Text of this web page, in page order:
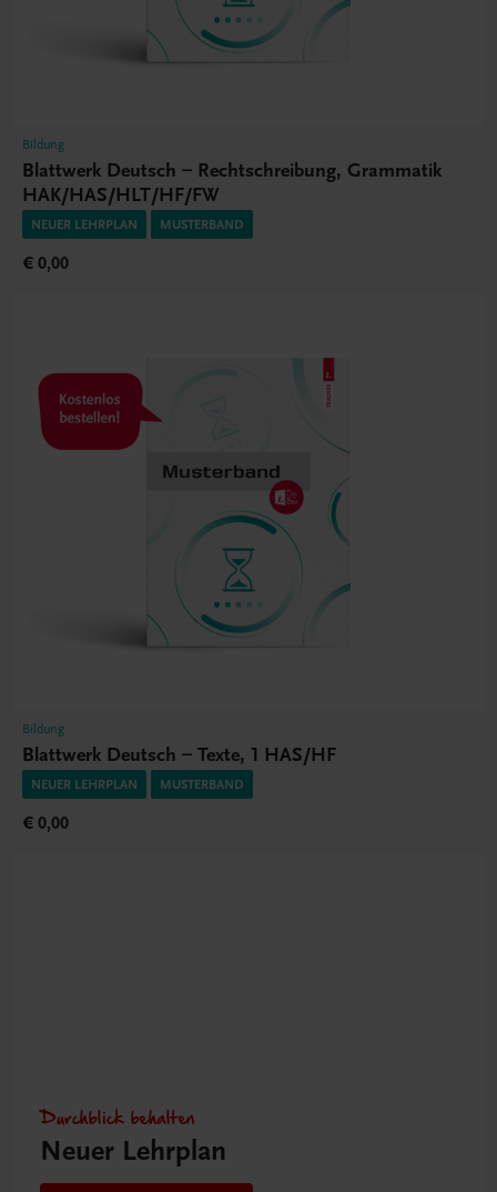
Bildung
Blattwerk Deutsch – Rechtschreibung, Grammatik
HAK/HAS/HLT/HF/FW
NEUER LEHRPLAN MUSTERBAND
€ 0,00
Bildung
Blattwerk Deutsch – Texte, 1 HAS/HF
NEUER LEHRPLAN MUSTERBAND
€ 0,00
Durchblick behalten
Neuer Lehrplan